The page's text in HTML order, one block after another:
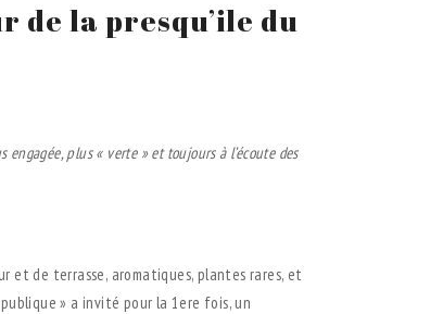
de la presqu’ile du
plus « verte » et toujours à l’écoute des
et de terrasse, aromatiques, plantes rares, et
» a invité pour la 1ere fois, un